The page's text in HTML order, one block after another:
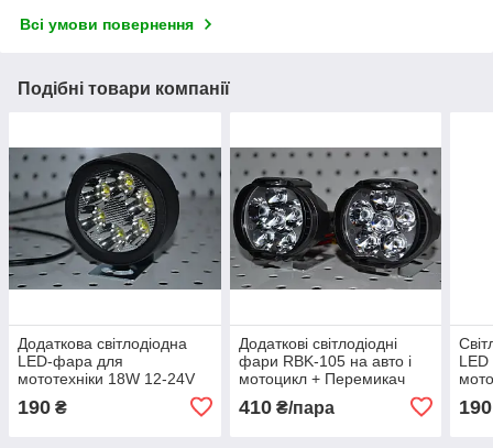
Всі умови повернення
Подібні товари компанії
Додаткова світлодіодна
LED-фара для
мототехніки 18W 12-24V
190 ₴
Додаткові світлодіодні
фари RBK-105 на авто і
мотоцикл + Перемикач
410₴/пара
LED
190